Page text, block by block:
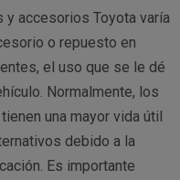
accesorios Toyota varía
o repuesto en
el uso que se le dé
Normalmente, los
una mayor vida útil
debido a la
Es importante